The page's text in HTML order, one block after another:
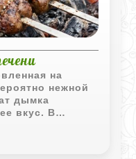
на
нежной
дымка
вкус. В
мяса, этот